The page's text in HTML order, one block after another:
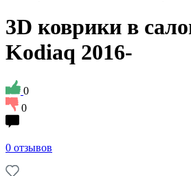
3D коврики в
Kodiaq 2016-
0
0
0 отзывов